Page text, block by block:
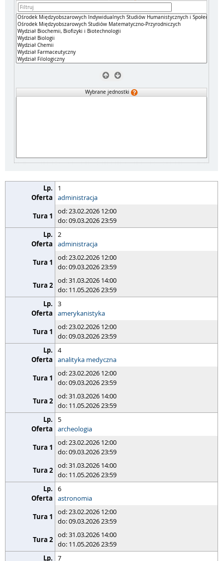
Wybrane jednostki
1
administracja
od: 23.02.2026 12:00
do: 09.03.2026 23:59
2
administracja
od: 23.02.2026 12:00
do: 09.03.2026 23:59
od: 31.03.2026 14:00
do: 11.05.2026 23:59
3
amerykanistyka
od: 23.02.2026 12:00
do: 09.03.2026 23:59
4
analityka medyczna
od: 23.02.2026 12:00
do: 09.03.2026 23:59
od: 31.03.2026 14:00
do: 11.05.2026 23:59
5
archeologia
od: 23.02.2026 12:00
do: 09.03.2026 23:59
od: 31.03.2026 14:00
do: 11.05.2026 23:59
6
astronomia
od: 23.02.2026 12:00
do: 09.03.2026 23:59
od: 31.03.2026 14:00
do: 11.05.2026 23:59
7